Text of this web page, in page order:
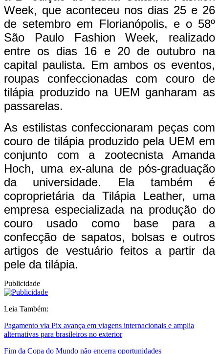
Week, que aconteceu nos dias 25 e 26
de setembro em Florianópolis, e o 58º
São Paulo Fashion Week, realizado
entre os dias 16 e 20 de outubro na
capital paulista. Em ambos os eventos,
roupas confeccionadas com couro de
tilápia produzido na UEM ganharam as
passarelas.
As estilistas confeccionaram peças com
couro de tilápia produzido pela UEM em
conjunto com a zootecnista Amanda
Hoch, uma ex-aluna de pós-graduação
da universidade. Ela também é
coproprietária da Tilápia Leather, uma
empresa especializada na produção do
couro usado como base para a
confecção de sapatos, bolsas e outros
artigos de vestuário feitos a partir da
pele da tilápia.
Publicidade
Leia Também:
Pagamento via Pix avança em viagens internacionais e amplia
alternativas para brasileiros no exterior
Fim da Copa do Mundo não encerra oportunidades